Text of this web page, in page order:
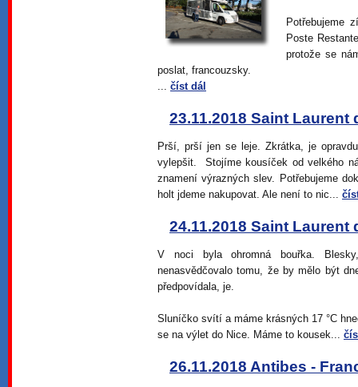
Potřebujeme
Poste
protože se
poslat, francouzsky.
... číst dál
23.11.2018 Saint Laurent
Prší, prší jen se leje. Zkrátka, je
vylepšit. Stojíme kousíček od velkého
znamení výrazných slev. Potřebujeme
holt jdeme nakupovat. Ale není to nic...
24.11.2018 Saint Laurent
V noci byla ohromná bouřka.
nenasvědčovalo tomu, že by mělo být
předpovídala, je.
Sluníčko svítí a máme krásných 17 °C
se na výlet do Nice. Máme to kousek...
26.11.2018 Antibes -